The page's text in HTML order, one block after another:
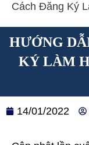
Cách Đăng Ký
HƯỚNG
KÝ LÀM
14/01/2022